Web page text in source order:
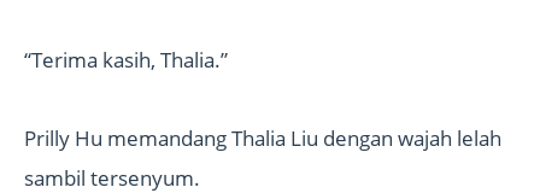
“Terima kasih, Thalia.”
Prilly Hu memandang Thalia Liu dengan wajah lelah
sambil tersenyum.